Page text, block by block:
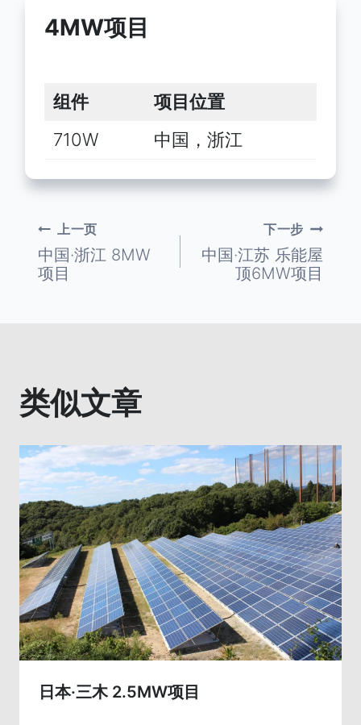
4MW项目
组件
项目位置
710W
中国，浙江
文
章
上一页
中国·浙江 8MW
项目
下一步
中国·江苏 乐能屋
顶6MW项目
类似文章
日本·三木 2.5MW项目